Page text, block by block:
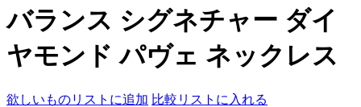
バランス シグネチャー ダイ
ヤモンド パヴェ ネックレス
欲しいものリストに追加 比較リストに入れる